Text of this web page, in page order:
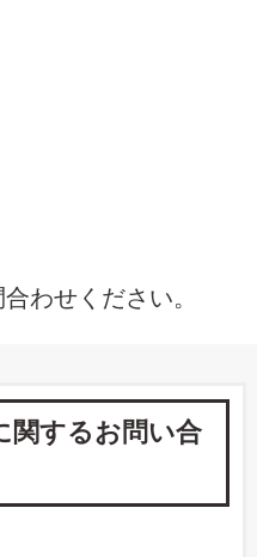
わせください。
関するお問い合